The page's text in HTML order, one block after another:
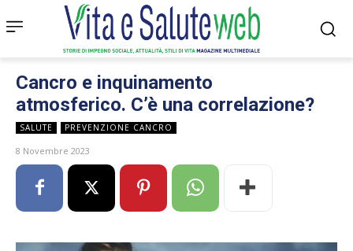
Cancro e inquinamento
atmosferico. C’è una correlazione?
SALUTE PREVENZIONE CANCRO
8 Novembre 2023